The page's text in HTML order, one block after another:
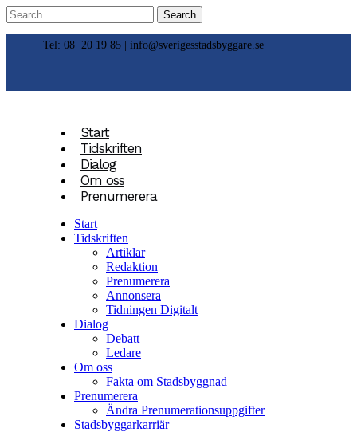
Tel: 08−20 19 85 | info@sverigesstadsbyggare.se
Start
Tidskriften
Dialog
Om oss
Prenumerera
Start
Tidskriften
Artiklar
Redaktion
Prenumerera
Annonsera
Tidningen Digitalt
Dialog
Debatt
Ledare
Om oss
Fakta om Stadsbyggnad
Prenumerera
Ändra Prenumerationsuppgifter
Stadsbyggarkarriär